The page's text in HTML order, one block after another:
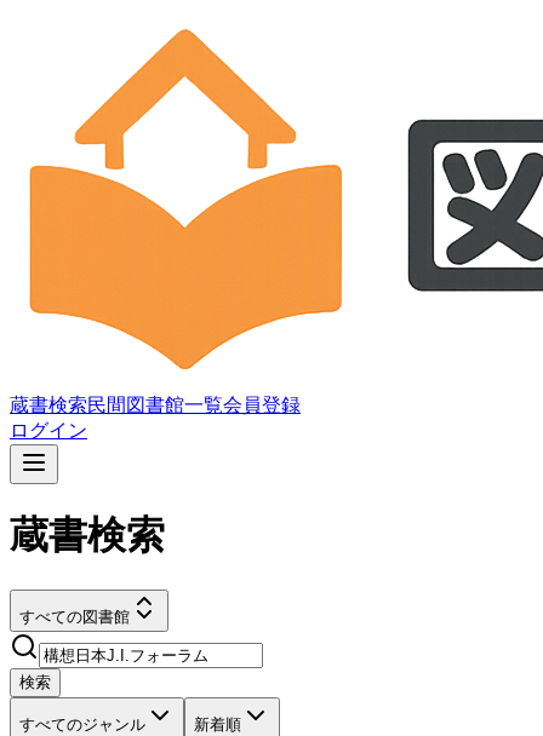
蔵書検索民間図書館一覧会員登録
ログイン
蔵書検索
すべての図書館
検索
すべてのジャンル 新着順